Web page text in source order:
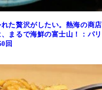
た贅沢がしたい。熱海の商店
まるで海鮮の富士山！：パリ
回